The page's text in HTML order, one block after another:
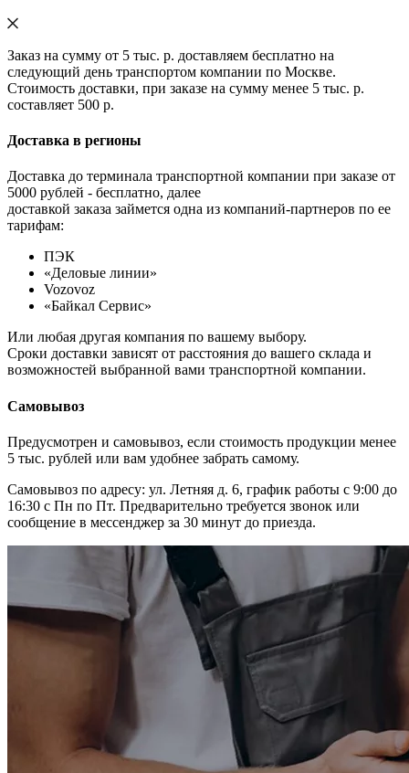
Заказ на сумму от 5 тыс. р. доставляем бесплатно на
следующий день транспортом компании по Москве.
Стоимость доставки, при заказе на сумму менее 5 тыс. р.
составляет 500 р.
Доставка в регионы
Доставка до терминала транспортной компании при заказе от
5000 рублей - бесплатно, далее
доставкой заказа займется одна из компаний-партнеров по ее
тарифам:
ПЭК
«Деловые линии»
Vozovoz
«Байкал Сервис»
Или любая другая компания по вашему выбору.
Сроки доставки зависят от расстояния до вашего склада и
возможностей выбранной вами транспортной компании.
Самовывоз
Предусмотрен и самовывоз, если стоимость продукции менее
5 тыс. рублей или вам удобнее забрать самому.
Самовывоз по адресу: ул. Летняя д. 6, график работы с 9:00 до
16:30 с Пн по Пт. Предварительно требуется звонок или
сообщение в мессенджер за 30 минут до приезда.